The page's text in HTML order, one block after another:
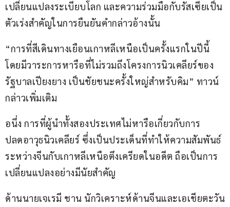
เปลี่ยนแปลงระเบียบโลก และความร่วมมือกับรัสเซียเป็น
ตัวเร่งสำคัญในการยืนยันคำกล่าวอ้างนั้น
“การที่สีเดินทางเยือนเกาหลีเหนือเป็นครั้งแรกในปีนี้
โดยมีวาระการหารือที่ไม่รวมถึงโครงการนิวเคลียร์ของ
รัฐบาลเปียงยาง เป็นชัยชนะครั้งใหญ่สำหรับคิม” ทาวน์
กล่าวเพิ่มเติม
อนึ่ง การที่ผู้นำทั้งสองประเทศไม่หารือเกี่ยวกับการ
ปลดอาวุธนิวเคลียร์ ซึ่งเป็นประเด็นที่ทำให้ความสัมพันธ์
ระหว่างจีนกับเกาหลีเหนือตึงเครียดในอดีต ถือเป็นการ
เปลี่ยนแปลงอย่างมีนัยสำคัญ
ด้านนายเจเรมี ชาน นักวิเคราะห์ด้านจีนและเอเชียตะวัน